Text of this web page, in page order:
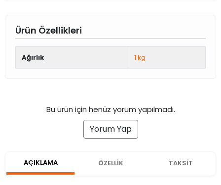
Ürün Özellikleri
Ağırlık 1 kg
Bu ürün için henüz yorum yapılmadı.
Yorum Yap
AÇIKLAMA ÖZELLİK TAKSİT